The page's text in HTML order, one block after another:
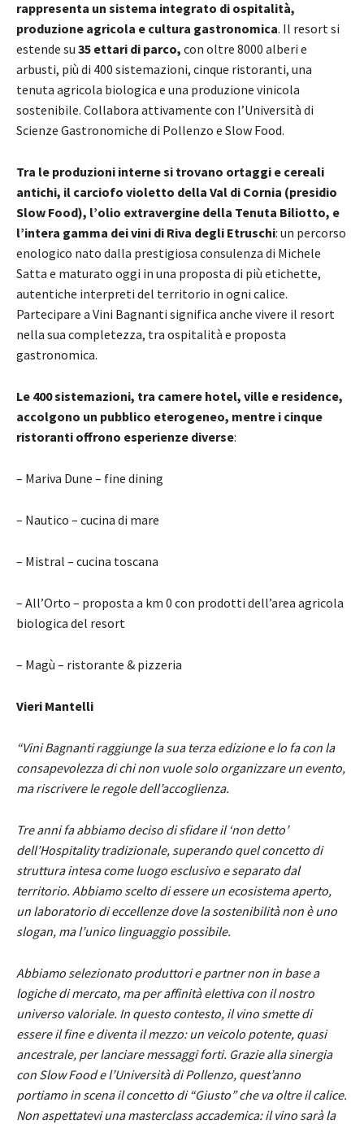
rappresenta un sistema integrato di ospitalità,
produzione agricola e cultura gastronomica. Il resort si
estende su 35 ettari di parco, con oltre 8000 alberi e
arbusti, più di 400 sistemazioni, cinque ristoranti, una
tenuta agricola biologica e una produzione vinicola
sostenibile. Collabora attivamente con l’Università di
Scienze Gastronomiche di Pollenzo e Slow Food.
Tra le produzioni interne si trovano ortaggi e cereali
antichi, il carciofo violetto della Val di Cornia (presidio
Slow Food), l’olio extravergine della Tenuta Biliotto, e
l’intera gamma dei vini di Riva degli Etruschi: un percorso
enologico nato dalla prestigiosa consulenza di Michele
Satta e maturato oggi in una proposta di più etichette,
autentiche interpreti del territorio in ogni calice.
Partecipare a Vini Bagnanti significa anche vivere il resort
nella sua completezza, tra ospitalità e proposta
gastronomica.
Le 400 sistemazioni, tra camere hotel, ville e residence,
accolgono un pubblico eterogeneo, mentre i cinque
ristoranti offrono esperienze diverse:
– Mariva Dune – fine dining
– Nautico – cucina di mare
– Mistral – cucina toscana
– All’Orto – proposta a km 0 con prodotti dell’area agricola
biologica del resort
– Magù – ristorante & pizzeria
Vieri Mantelli
“Vini Bagnanti raggiunge la sua terza edizione e lo fa con la
consapevolezza di chi non vuole solo organizzare un evento,
ma riscrivere le regole dell’accoglienza.
Tre anni fa abbiamo deciso di sfidare il ‘non detto’
dell’Hospitality tradizionale, superando quel concetto di
struttura intesa come luogo esclusivo e separato dal
territorio. Abbiamo scelto di essere un ecosistema aperto,
un laboratorio di eccellenze dove la sostenibilità non è uno
slogan, ma l’unico linguaggio possibile.
Abbiamo selezionato produttori e partner non in base a
logiche di mercato, ma per affinità elettiva con il nostro
universo valoriale. In questo contesto, il vino smette di
essere il fine e diventa il mezzo: un veicolo potente, quasi
ancestrale, per lanciare messaggi forti. Grazie alla sinergia
con Slow Food e l’Università di Pollenzo, quest’anno
portiamo in scena il concetto di “Giusto” che va oltre il calice.
Non aspettatevi una masterclass accademica: il vino sarà la